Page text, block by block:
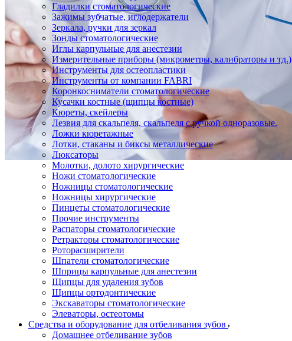
Гладилки стоматологические
Зажимы зубчатые, иглодержатели
Зеркала, ручки для зеркал
Зонды стоматологические
Иглы карпульные для анестезии
Измерительные приборы (микрометры, калибраторы и тд.)
Инструменты для остеопластики
Инструменты от компании FABRI
Коронкосниматели стоматологические
Кусачки костные (щипцы костные)
Кюреты, скейлеры
Лезвия для скальпеля, скальпеля с ручкой одноразовые.
Ложки кюретажные
Лотки, стаканы и биксы металлические
Люксаторы
Молотки, долото хирургические
Ножи стоматологические
Ножницы стоматологические
Ножницы хирургические
Пинцеты стоматологические
Прочие инструменты
Распаторы стоматологические
Ретракторы стоматологические
Роторасширители
Шпатели стоматологические
Шприцы карпульные для анестезии
Щипцы для удаления зубов
Щипцы ортодонтические
Экскаваторы стоматологические
Элеваторы, остеотомы
Средства и оборудование для отбеливания зубов
Домашнее отбеливание зубов